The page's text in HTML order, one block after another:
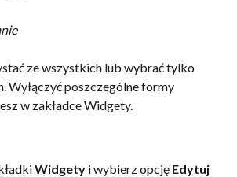
ze wszystkich lub wybrać tylko
Wyłączyć poszczególne formy
w zakładce Widgety.
Widgety i wybierz opcję Edytuj